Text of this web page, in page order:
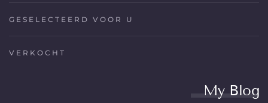
GESELECTEERD VOOR U
VERKOCHT
My Blog